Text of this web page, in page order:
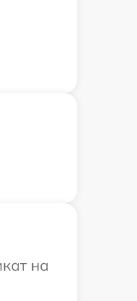
на